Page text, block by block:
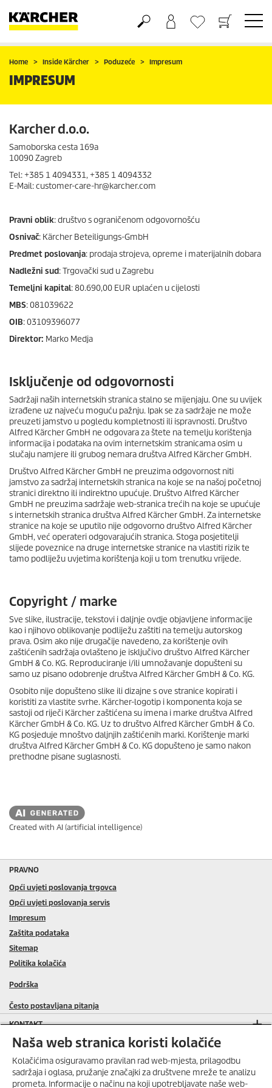
Košarica
Lista želja
Home Inside Kärcher Poduzeće Impresum
IMPRESUM
Karcher d.o.o.
Samoborska cesta 169a
10090 Zagreb
Tel: +385 1 4094331, +385 1 4094332
E-Mail: customer-care-hr@karcher.com
Pravni oblik: društvo s ograničenom odgovornošću
Osnivač: Kärcher Beteiligungs-GmbH
Predmet poslovanja: prodaja strojeva, opreme i materijalnih dobara
Nadležni sud: Trgovački sud u Zagrebu
Temeljni kapital: 80.690,00 EUR uplaćen u cijelosti
MBS: 081039622
OIB: 03109396077
Direktor: Marko Medja
Isključenje od odgovornosti
Sadržaji naših internetskih stranica stalno se mijenjaju. One su uvijek
izrađene uz najveću moguću pažnju. Ipak se za sadržaje ne može
preuzeti jamstvo u pogledu kompletnosti ili ispravnosti. Društvo
Alfred Kärcher GmbH ne odgovara za štete na temelju korištenja
informacija i podataka na ovim internetskim stranicama osim u
slučaju namjere ili grubog nemara društva Alfred Kärcher GmbH.
Društvo Alfred Kärcher GmbH ne preuzima odgovornost niti
jamstvo za sadržaj internetskih stranica na koje se na našoj početnoj
stranici direktno ili indirektno upućuje. Društvo Alfred Kärcher
GmbH ne preuzima sadržaje web-stranica trećih na koje se upućuje
s internetskih stranica društva Alfred Kärcher GmbH. Za internetske
stranice na koje se uputilo nije odgovorno društvo Alfred Kärcher
GmbH, već operateri odgovarajućih stranica. Stoga posjetitelji
slijede poveznice na druge internetske stranice na vlastiti rizik te
tamo podliježu uvjetima korištenja koji u tom trenutku vrijede.
Copyright / marke
Sve slike, ilustracije, tekstovi i daljnje ovdje objavljene informacije
kao i njihovo oblikovanje podliježu zaštiti na temelju autorskog
prava. Osim ako nije drugačije navedeno, za korištenje ovih
zaštićenih sadržaja ovlašteno je isključivo društvo Alfred Kärcher
GmbH & Co. KG. Reproduciranje i/ili umnožavanje dopušteni su
samo uz pisano odobrenje društva Alfred Kärcher GmbH & Co. KG.
Osobito nije dopušteno slike ili dizajne s ove stranice kopirati i
koristiti za vlastite svrhe. Kärcher-logotip i komponenta koja se
sastoji od riječi Kärcher zaštićena su imena i marke društva Alfred
Kärcher GmbH & Co. KG. Uz to društvo Alfred Kärcher GmbH & Co.
KG posjeduje mnoštvo daljnjih zaštićenih marki. Korištenje marki
društva Alfred Kärcher GmbH & Co. KG dopušteno je samo nakon
prethodne pisane suglasnosti.
Created with AI (artificial intelligence)
PRAVNO
Opći uvjeti poslovanja trgovca
Opći uvjeti poslovanja servis
Impresum
Zaštita podataka
Sitemap
Politika kolačića
Podrška
Često postavljana pitanja
KONTAKT
SERVIS
SOCIAL MEDIA
ONLINE TRGOVINA
Naša web stranica koristi kolačiće
Kolačićima osiguravamo pravilan rad web-mjesta, prilagodbu
sadržaja i oglasa, pružanje značajki za društvene mreže te analizu
prometa. Informacije o načinu na koji upotrebljavate naše web-